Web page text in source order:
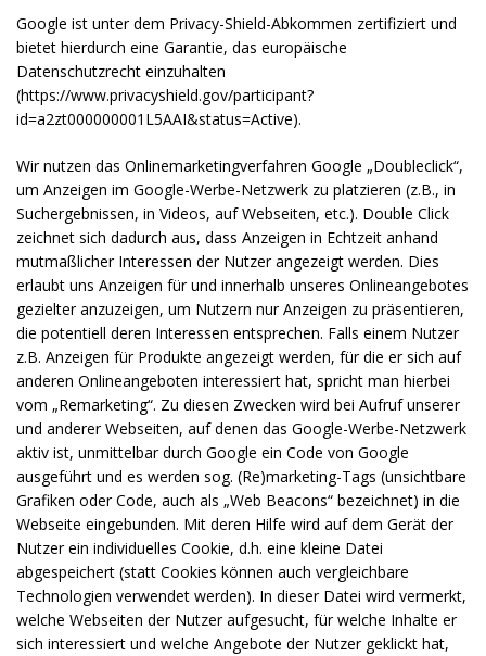
Google ist unter dem Privacy-Shield-Abkommen zertifiziert und
bietet hierdurch eine Garantie, das europäische
Datenschutzrecht einzuhalten
(https://www.privacyshield.gov/participant?
id=a2zt000000001L5AAI&status=Active).
Wir nutzen das Onlinemarketingverfahren Google „Doubleclick“,
um Anzeigen im Google-Werbe-Netzwerk zu platzieren (z.B., in
Suchergebnissen, in Videos, auf Webseiten, etc.). Double Click
zeichnet sich dadurch aus, dass Anzeigen in Echtzeit anhand
mutmaßlicher Interessen der Nutzer angezeigt werden. Dies
erlaubt uns Anzeigen für und innerhalb unseres Onlineangebotes
gezielter anzuzeigen, um Nutzern nur Anzeigen zu präsentieren,
die potentiell deren Interessen entsprechen. Falls einem Nutzer
z.B. Anzeigen für Produkte angezeigt werden, für die er sich auf
anderen Onlineangeboten interessiert hat, spricht man hierbei
vom „Remarketing“. Zu diesen Zwecken wird bei Aufruf unserer
und anderer Webseiten, auf denen das Google-Werbe-Netzwerk
aktiv ist, unmittelbar durch Google ein Code von Google
ausgeführt und es werden sog. (Re)marketing-Tags (unsichtbare
Grafiken oder Code, auch als „Web Beacons“ bezeichnet) in die
Webseite eingebunden. Mit deren Hilfe wird auf dem Gerät der
Nutzer ein individuelles Cookie, d.h. eine kleine Datei
abgespeichert (statt Cookies können auch vergleichbare
Technologien verwendet werden). In dieser Datei wird vermerkt,
welche Webseiten der Nutzer aufgesucht, für welche Inhalte er
sich interessiert und welche Angebote der Nutzer geklickt hat,